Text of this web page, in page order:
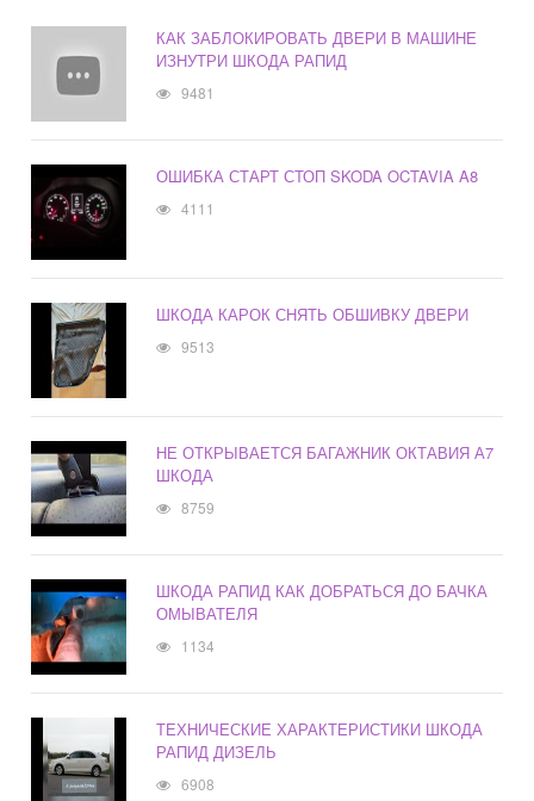
КАК ЗАБЛОКИРОВАТЬ ДВЕРИ В МАШИНЕ
ИЗНУТРИ ШКОДА РАПИД
9481
ОШИБКА СТАРТ СТОП SKODA OCTAVIA A8
4111
ШКОДА КАРОК СНЯТЬ ОБШИВКУ ДВЕРИ
9513
НЕ ОТКРЫВАЕТСЯ БАГАЖНИК ОКТАВИЯ А7
ШКОДА
8759
ШКОДА РАПИД КАК ДОБРАТЬСЯ ДО БАЧКА
ОМЫВАТЕЛЯ
1134
ТЕХНИЧЕСКИЕ ХАРАКТЕРИСТИКИ ШКОДА
РАПИД ДИЗЕЛЬ
6908